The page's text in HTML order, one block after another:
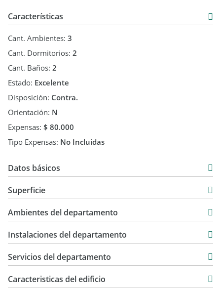
Características
Cant. Ambientes: 3
Cant. Dormitorios: 2
Cant. Baños: 2
Estado: Excelente
Disposición: Contra.
Orientación: N
Expensas: $ 80.000
Tipo Expensas: No Incluidas
Datos básicos
Venta
USD 110.000
Superficie
7 m2
75 m2
Ambientes del departamento
Instalaciones del departamento
Servicios del departamento
Caracteristicas del edificio